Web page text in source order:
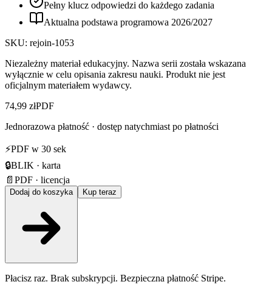
Pełny klucz odpowiedzi do każdego zadania
Aktualna podstawa programowa 2026/2027
SKU: rejoin-1053
Niezależny materiał edukacyjny. Nazwa serii została wskazana
wyłącznie w celu opisania zakresu nauki. Produkt nie jest
oficjalnym materiałem wydawcy.
74,99 złPDF
Jednorazowa płatność · dostęp natychmiast po płatności
⚡PDF w 30 sek
🔒BLIK · karta
📄 PDF · licencja
Dodaj do koszyka Kup teraz
Płacisz raz. Brak subskrypcji. Bezpieczna płatność Stripe.